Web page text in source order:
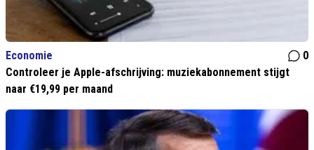
Economie
0
Controleer je Apple-afschrijving: muziekabonnement stijgt
naar €19,99 per maand